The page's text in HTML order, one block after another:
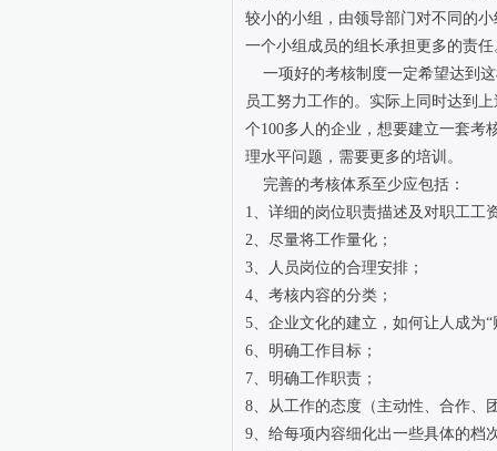
较小的小组，由领导部门对不同的
一个小组成员的组长承担更多的责任
一项好的考核制度一定希望达到
员工努力工作的。实际上同时达到
个100多人的企业，想要建立一套考
理水平问题，需要更多的培训。
完善的考核体系至少应包括：
1、详细的岗位职责描述及对职工工
2、尽量将工作量化；
3、人员岗位的合理安排；
4、考核内容的分类；
5、企业文化的建立，如何让人成为
6、明确工作目标；
7、明确工作职责；
8、从工作的态度（主动性、合作、
9、给每项内容细化出一些具体的档